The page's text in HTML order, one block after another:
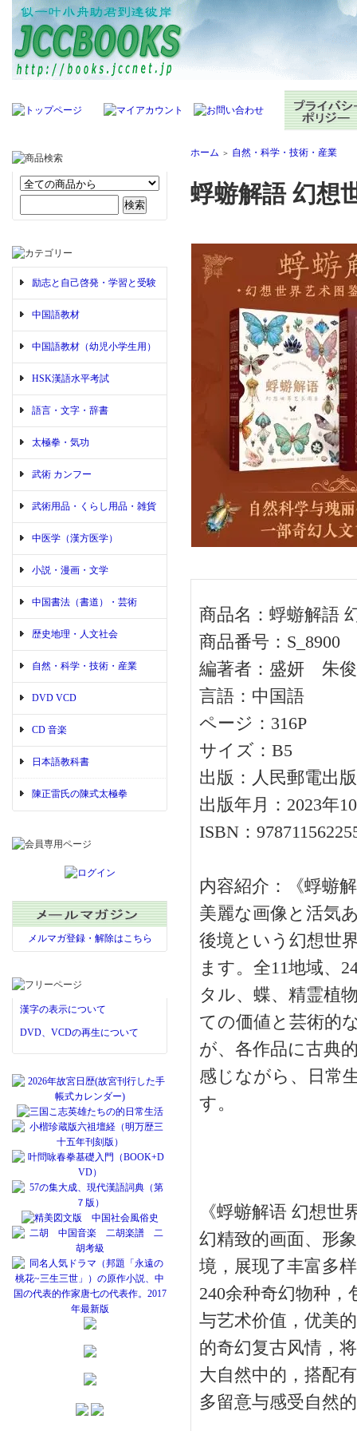
励志と自己啓発・学習と受験
中国語教材
中国語教材（幼児小学生用）
HSK漢語水平考試
語言・文字・辞書
太極拳・気功
武術 カンフー
武術用品・くらし用品・雑貨
中医学（漢方医学）
小説・漫画・文学
中国書法（書道）・芸術
歴史地理・人文社会
自然・科学・技術・産業
DVD VCD
CD 音楽
日本語教科書
陳正雷氏の陳式太極拳
メルマガ登録・解除はこちら
漢字の表示について
DVD、VCDの再生について
ホーム ＞ 自然・科学・技術・産業
蜉蝣解語 幻想
商品名：蜉蝣解語
商品番号：S_8900
編著者：盛妍 朱
言語：中国語
ページ：316P
サイズ：B5
出版：人民郵電出
出版年月：2023年
ISBN：
内容紹介：《蜉蝣
美麗な画像と活気
後境という幻想世
ます。全11地域、
タル、蝶、精霊植
ての価値と芸術的
が、各作品に古典
感じながら、日常
す。
《蜉蝣解语 幻想
幻精致的画面、形
境，展现了丰富多
240余种奇幻物种，
与艺术价值，优美
的奇幻复古风情，
大自然中的，搭配
多留意与感受自然